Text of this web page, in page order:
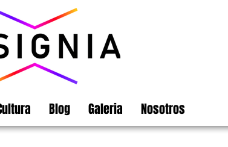
Blog Galeria Nosotros